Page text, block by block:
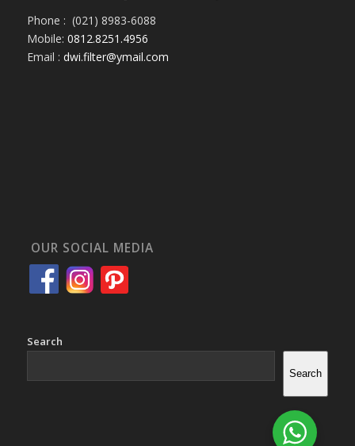
Phone : (021) 8983-6088
Mobile: 0812.8251.4956
Email : dwi.filter@ymail.com
OUR SOCIAL MEDIA
Search
Search